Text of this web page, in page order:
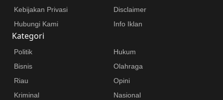
Kebijakan Privasi
Disclaimer
Hubungi Kami
Info Iklan
Kategori
Politik
Hukum
Bisnis
Olahraga
Riau
Opini
Kriminal
Nasional